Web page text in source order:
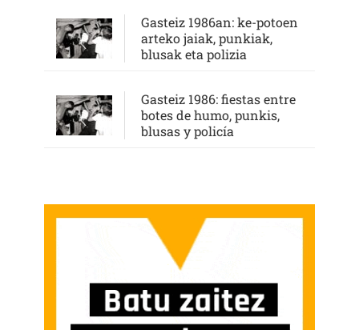
Gasteiz 1986an: ke-potoen
arteko jaiak, punkiak,
blusak eta polizia
Gasteiz 1986: fiestas entre
botes de humo, punkis,
blusas y policía